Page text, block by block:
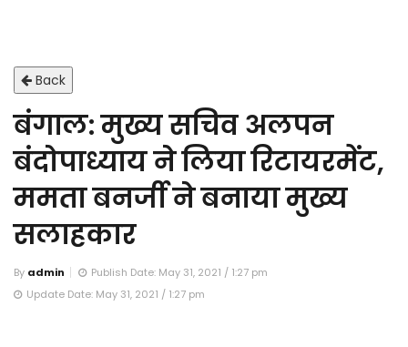
Back
बंगाल: मुख्य सचिव अलपन
बंदोपाध्याय ने लिया रिटायरमेंट,
ममता बनर्जी ने बनाया मुख्य
सलाहकार
By admin
Publish Date: May 31, 2021 / 1:27 pm
Update Date: May 31, 2021 / 1:27 pm